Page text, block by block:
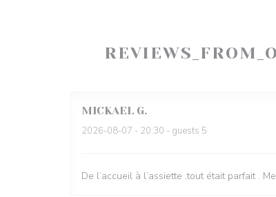
MICKAEL G
2026-08-07 - 20:30 - guests 5
De l’accueil à l’assiette ,tout était parfait .